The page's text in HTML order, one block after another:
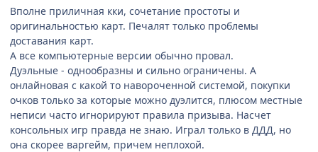
Вполне приличная кки, сочетание простоты и
оригинальностью карт. Печалят только проблемы
доставания карт.
А все компьютерные версии обычно провал.
Дуэльные - однообразны и сильно ограничены. А
онлайновая с какой то навороченной системой, покупки
очков только за которые можно дуэлится, плюсом местные
неписи часто игнорируют правила призыва. Насчет
консольных игр правда не знаю. Играл только в ДДД, но
она скорее варгейм, причем неплохой.